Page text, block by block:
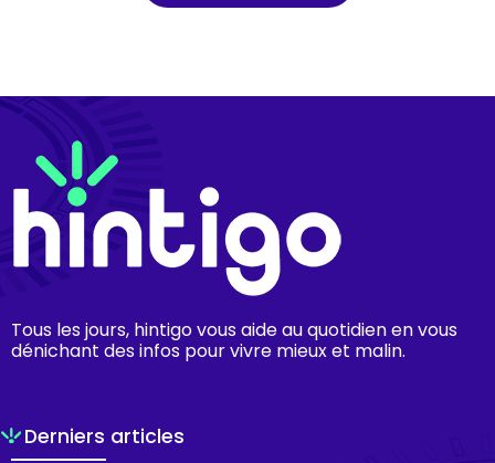
Tous les jours, hintigo vous aide au quotidien en vous
dénichant des infos pour vivre mieux et malin.
Derniers articles